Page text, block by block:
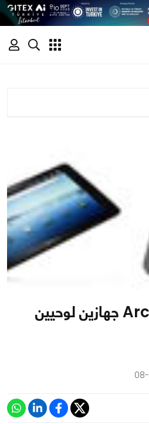
طرحت شركة Archos جهازين لوحيين